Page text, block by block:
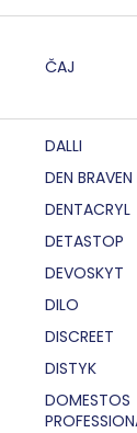
ČAJ
DALLI
DEN
DENTACRYL
DETASTOP
DEVOSKYT
DILO
DISCREET
DISTYK
DOMESTOS